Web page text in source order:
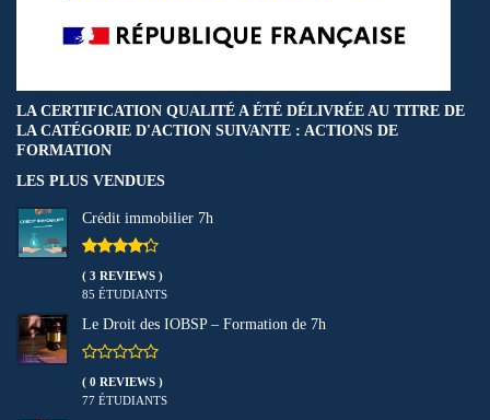
LA CERTIFICATION QUALITÉ A ÉTÉ DÉLIVRÉE AU TITRE DE
LA CATÉGORIE D'ACTION SUIVANTE : ACTIONS DE
FORMATION
LES PLUS VENDUES
Crédit immobilier 7h
( 3 REVIEWS )
85 ÉTUDIANTS
Le Droit des IOBSP – Formation de 7h
( 0 REVIEWS )
77 ÉTUDIANTS